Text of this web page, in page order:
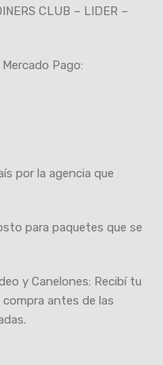
CLUB – LIDER –
Pago:
por la agencia que
para paquetes que se
y Canelones: Recibí tu
antes de las